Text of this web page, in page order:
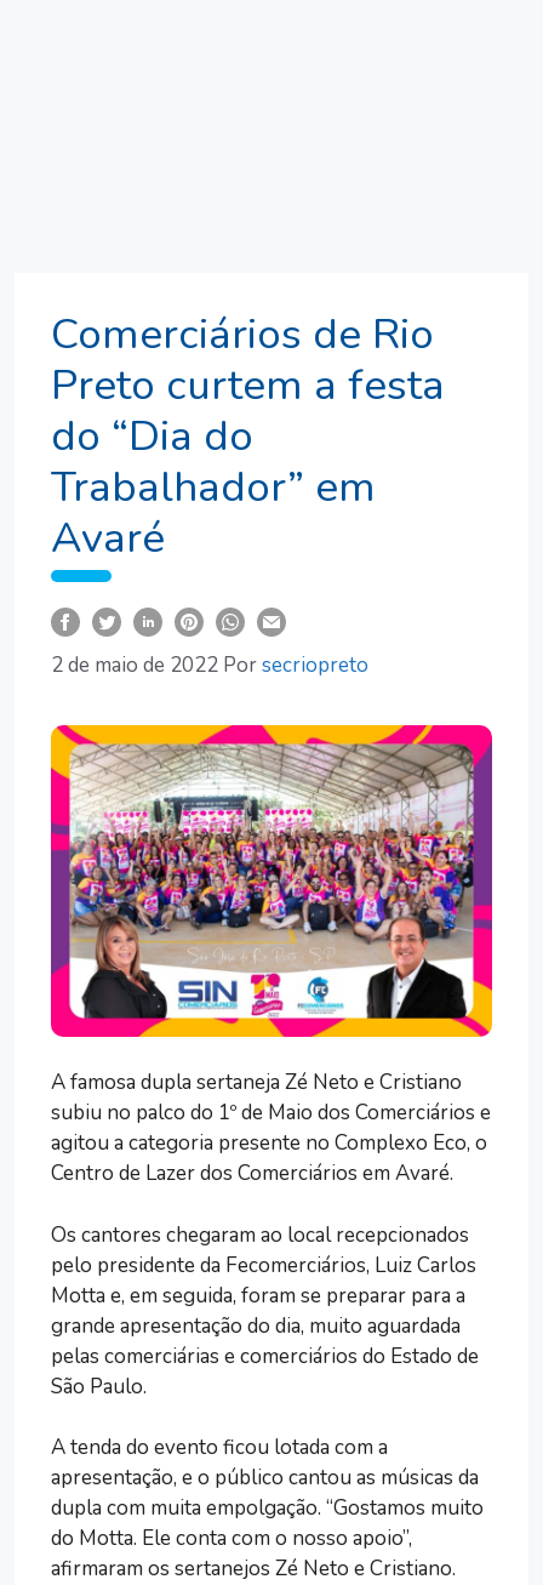
Comerciários de Rio
Preto curtem a festa
do “Dia do
Trabalhador” em
Avaré
2 de maio de 2022 Porsecriopreto
A famosa dupla sertaneja Zé Neto e Cristiano
subiu no palco do 1º de Maio dos Comerciários e
agitou a categoria presente no Complexo Eco, o
Centro de Lazer dos Comerciários em Avaré.
Os cantores chegaram ao local recepcionados
pelo presidente da Fecomerciários, Luiz Carlos
Motta e, em seguida, foram se preparar para a
grande apresentação do dia, muito aguardada
pelas comerciárias e comerciários do Estado de
São Paulo.
A tenda do evento ficou lotada com a
apresentação, e o público cantou as músicas da
dupla com muita empolgação. “Gostamos muito
do Motta. Ele conta com o nosso apoio”,
afirmaram os sertanejos Zé Neto e Cristiano.